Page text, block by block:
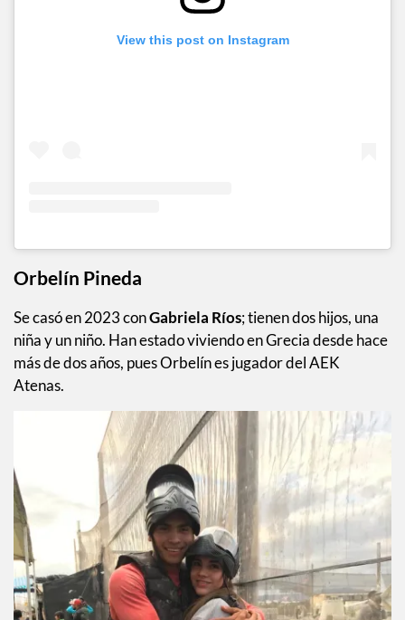
View this post on Instagram
Orbelín Pineda
Se casó en 2023 conGabriela Ríos; tienen dos hijos, una
niña y un niño. Han estado viviendo en Grecia desde hace
más de dos años, pues Orbelín es jugador del AEK
Atenas.